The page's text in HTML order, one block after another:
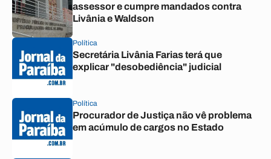
assessor e cumpre mandados contra
Livânia e Waldson
Política
Secretária Livânia Farias terá que
explicar "desobediência" judicial
Política
Procurador de Justiça não vê problema
em acúmulo de cargos no Estado